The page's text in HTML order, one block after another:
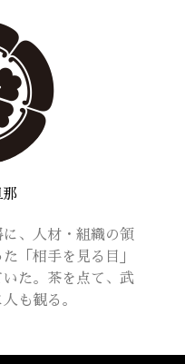
那
、人材・組織の領
「相手を見る目」
た。茶を点て、武
も観る。